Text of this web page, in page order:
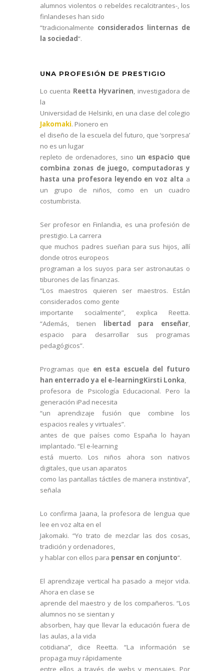
alumnos violentos o rebeldes recalcitrantes-, los
finlandeses han sido
“tradicionalmente considerados linternas de
la sociedad“.
UNA PROFESIÓN DE PRESTIGIO
Lo cuenta Reetta Hyvarinen, investigadora de
la
Universidad de Helsinki, en una clase del colegio
Jakomaki. Pionero en
el diseño de la escuela del futuro, que ‘sorpresa’
no es un lugar
repleto de ordenadores, sino un espacio que
combina zonas de juego, computadoras y
hasta una profesora leyendo en voz alta a
un grupo de niños, como en un cuadro
costumbrista.
Ser profesor en Finlandia, es una profesión de
prestigio. La carrera
que muchos padres sueñan para sus hijos, allí
donde otros europeos
programan a los suyos para ser astronautas o
tiburones de las finanzas.
“Los maestros quieren ser maestros. Están
considerados como gente
importante socialmente”, explica Reetta.
“Además, tienen libertad para enseñar,
espacio para desarrollar sus programas
pedagógicos”.
Programas que en esta escuela del futuro
han enterrado ya el e-learningKirsti Lonka,
profesora de Psicología Educacional. Pero la
generación iPad necesita
“un aprendizaje fusión que combine los
espacios reales y virtuales”.
antes de que países como España lo hayan
implantado. “El e-learning
está muerto. Los niños ahora son nativos
digitales, que usan aparatos
como las pantallas táctiles de manera instintiva”,
señala
Lo confirma Jaana, la profesora de lengua que
lee en voz alta en el
Jakomaki. “Yo trato de mezclar las dos cosas,
tradición y ordenadores,
y hablar con ellos para pensar en conjunto“.
El aprendizaje vertical ha pasado a mejor vida.
Ahora en clase se
aprende del maestro y de los compañeros. “Los
alumnos no se sientan y
absorben, hay que llevar la educación fuera de
las aulas, a la vida
cotidiana”, dice Reetta. “La información se
propaga muy rápidamente
entre ellos a través de webs y mensajes. Por